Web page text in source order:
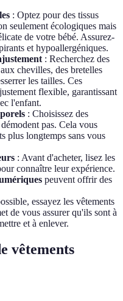
: Optez pour des tissus
seulement écologiques mais
de votre bébé. Assurez-
et hypoallergéniques.
: Recherchez des
chevilles, des bretelles
les tailles. Ces
flexible, garantissant
l'enfant.
: Choisissez des
pas. Cela vous
plus longtemps sans vous
: Avant d'acheter, lisez les
connaître leur expérience.
peuvent offrir des
essayez les vêtements
de vous assurer qu'ils sont à
et à enlever.
vêtements